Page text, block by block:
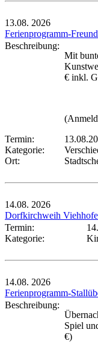
13.08. 2026
Ferienprogramm-
Beschreibung:
Mit
€ inkl.
Termin:
Kategorie:
Ort:
14.08. 2026
Dorfkirchweih
Termin:
Kategorie:
14.08. 2026
Ferienprogramm-
Beschreibung:
Spiel
€)